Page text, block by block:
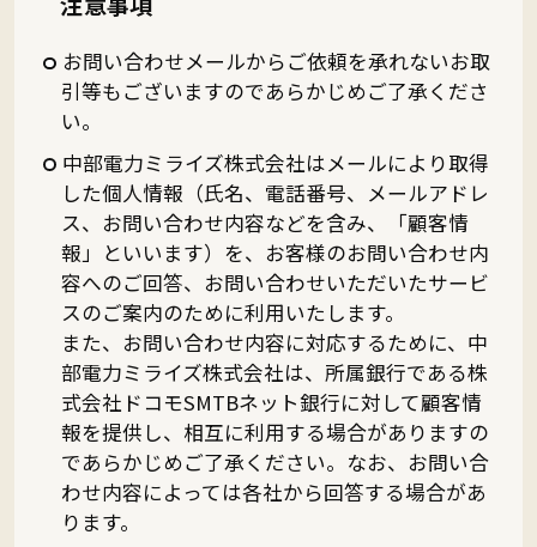
お問い合わせメールからご依頼を承れないお取
引等もございますのであらかじめご了承くださ
い。
中部電力ミライズ株式会社はメールにより取得
した個人情報（氏名、電話番号、メールアドレ
ス、お問い合わせ内容などを含み、「顧客情
報」といいます）を、お客様のお問い合わせ内
容へのご回答、お問い合わせいただいたサービ
スのご案内のために利用いたします。
また、お問い合わせ内容に対応するために、中
部電力ミライズ株式会社は、所属銀行である株
式会社ドコモSMTBネット銀行に対して顧客情
報を提供し、相互に利用する場合がありますの
であらかじめご了承ください。なお、お問い合
わせ内容によっては各社から回答する場合があ
ります。